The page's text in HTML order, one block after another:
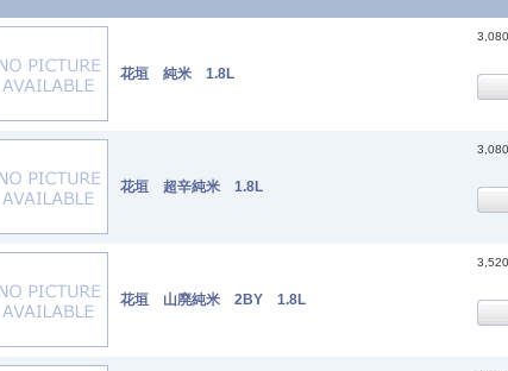
花垣 純米 1.8L
花垣 超辛純米 1.8L
花垣 山廃純米 2BY 1.8L